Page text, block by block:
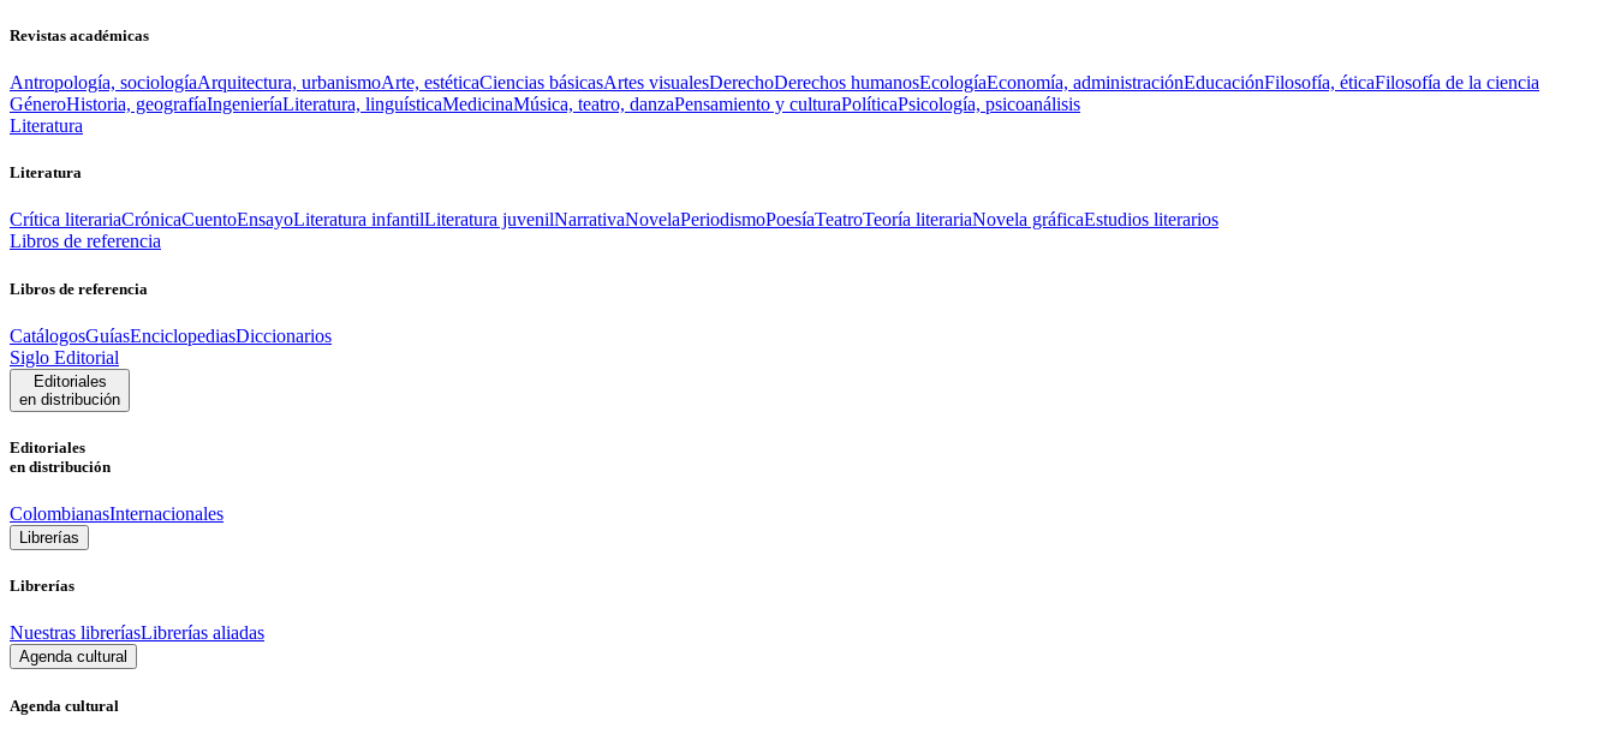
Revistas académicas
Antropología, sociologíaArquitectura, urbanismoArte, estéticaCiencias básicasArtes visualesDerechoDerechos humanosEcologíaEconomía, administraciónEducaciónFilosofía, éticaFilosofía de la ciencia
GéneroHistoria, geografíaIngenieríaLiteratura, linguísticaMedicinaMúsica, teatro, danzaPensamiento y culturaPolíticaPsicología, psicoanálisis
Literatura
Literatura
Crítica literariaCrónicaCuentoEnsayoLiteratura infantilLiteratura juvenilNarrativaNovelaPeriodismoPoesíaTeatroTeoría literariaNovela gráficaEstudios literarios
Libros de referencia
Libros de referencia
CatálogosGuíasEnciclopediasDiccionarios
Siglo Editorial
Editoriales
en distribución
Editoriales
en distribución
ColombianasInternacionales
Librerías
Librerías
Nuestras libreríasLibrerías aliadas
Agenda cultural
Agenda cultural